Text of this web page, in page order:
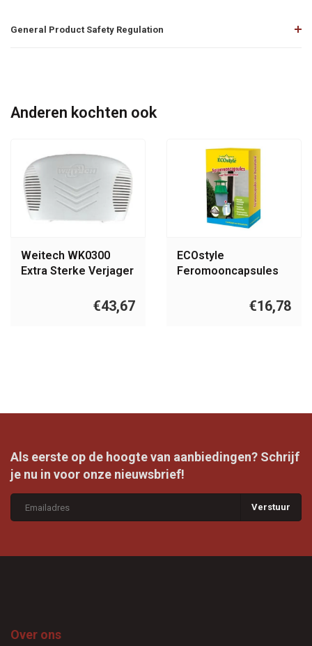
General Product Safety Regulation
Anderen kochten ook
Weitech WK0300
Extra Sterke Verjager
€43,67
ECOstyle
Feromooncapsules
€16,78
Als eerste op de hoogte van aanbiedingen? Schrijf
je nu in voor onze nieuwsbrief!
Verstuur
Over ons